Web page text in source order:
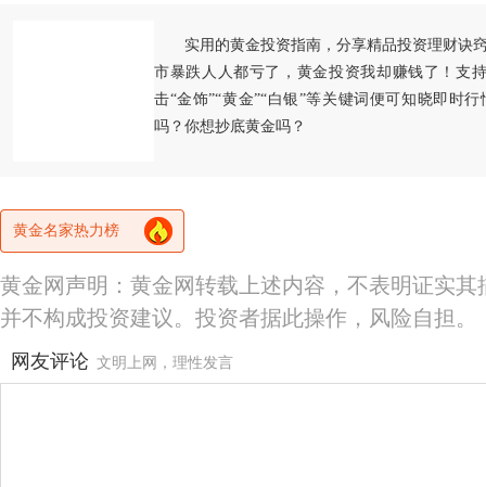
实用的黄金投资指南，分享精品投资理财诀
市暴跌人人都亏了，黄金投资我却赚钱了！支
击“金饰”“黄金”“白银”等关键词便可知晓即时
吗？你想抄底黄金吗？
黄金名家热力榜
黄金网声明：黄金网转载上述内容，不表明证实
并不构成投资建议。投资者据此操作，风险自担。
网友评论 文明上网，理性发言